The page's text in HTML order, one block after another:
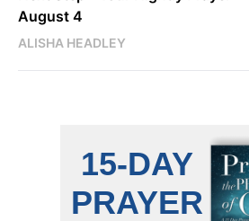
August 4
ALISHA HEADLEY